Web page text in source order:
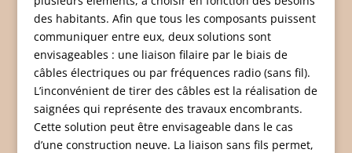
des habitants. Afin que tous les composants puissent
communiquer entre eux, deux solutions sont
envisageables : une liaison filaire par le biais de
câbles électriques ou par fréquences radio (sans fil).
L’inconvénient de tirer des câbles est la réalisation de
saignées qui représente des travaux encombrants.
Cette solution peut être envisageable dans le cas
d’une construction neuve. La liaison sans fils permet,